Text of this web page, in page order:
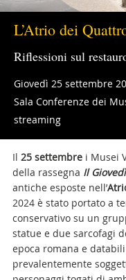
L’Atrio dei
Riflessioni sul
Giovedì 25 settembre
Sala Conferenze dei
streaming
Il 25 settembrei Musei
della rassegna Il
antiche esposte nell’
2024 è stato portato a
conservativo su un
statue e due sarcofagi
epoca romana e
prevalentemente